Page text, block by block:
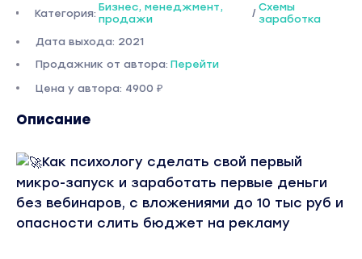
Категория: Бизнес, менеджмент,
продажи
/ Схемы
заработка
Дата выхода: 2021
Продажник от автора: Перейти
Цена у автора: 4900 ₽
Описание
Как психологу сделать свой первый
микро-запуск и заработать первые деньги
без вебинаров, с вложениями до 10 тыс руб и
опасности слить бюджет на рекламу